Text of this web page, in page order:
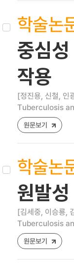
학술논
중심
작용
[정진용, 신철, 인
Tuberculosis
원문보기
학술논
원발
[김세중, 이승룡,
Tuberculosis
원문보기